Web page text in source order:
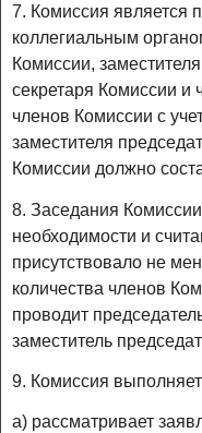
7. Комиссия является
коллегиальным
Комиссии,
секретаря Комиссии и
членов Комиссии с
заместителя
Комиссии должно
8. Заседания
необходимости и
присутствовало не
количества членов
проводит
заместитель
9. Комиссия
а) рассматривает